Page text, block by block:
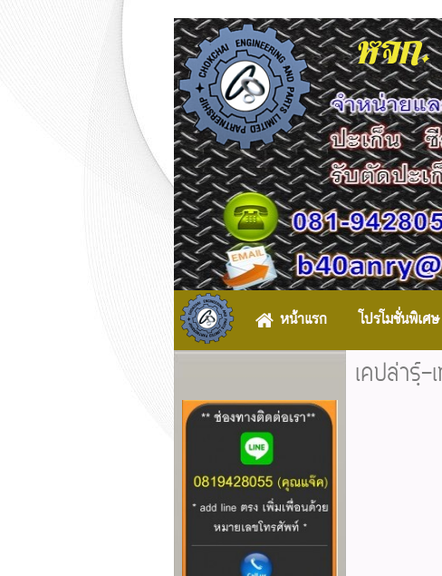
หจก.
หน้าแรก โปรโมชั่นพิเศษ
เคปล่ารฺ์